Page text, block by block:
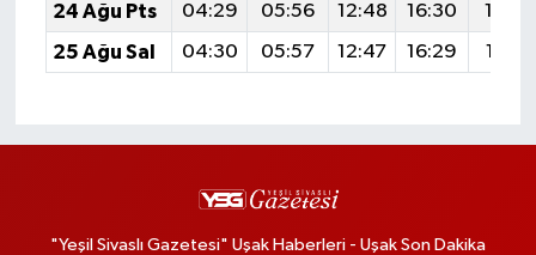
24 Ağu Pts
04:29 05:56 12:48 16:30
19:29
25 Ağu Sal
04:30 05:57 12:47 16:29 19:28
"Yeşil Sivaslı Gazetesi" Uşak Haberleri - Uşak Son Dakika